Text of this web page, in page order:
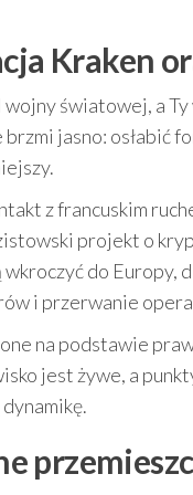
Kraken
światowej, a
jasno:
z francuskim
projekt o
wkroczyć do
i przerwanie
na podstawie
jest żywe, a